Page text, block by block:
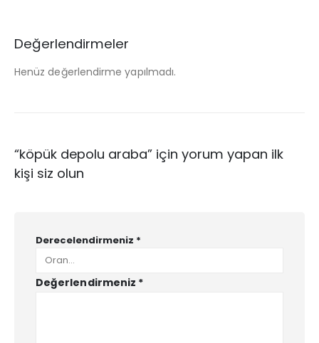
Değerlendirmeler
Henüz değerlendirme yapılmadı.
“köpük depolu araba” için yorum yapan ilk
kişi siz olun
Derecelendirmeniz *
Değerlendirmeniz *